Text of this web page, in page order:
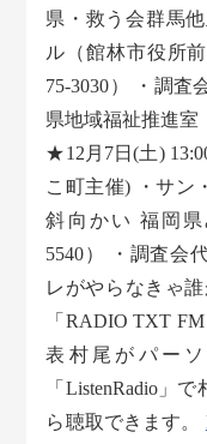
県・救う会群馬
ル（館林市役所
75-3030） ・調
県地域福祉推進室
★12月7日(土)
こ町主催) ・サン
斜向かい 福岡県
5540） ・調査
レがやらなきゃ誰
「RADIO TXT
表村尾がパー
「ListenRadio」
ら聴取できます。